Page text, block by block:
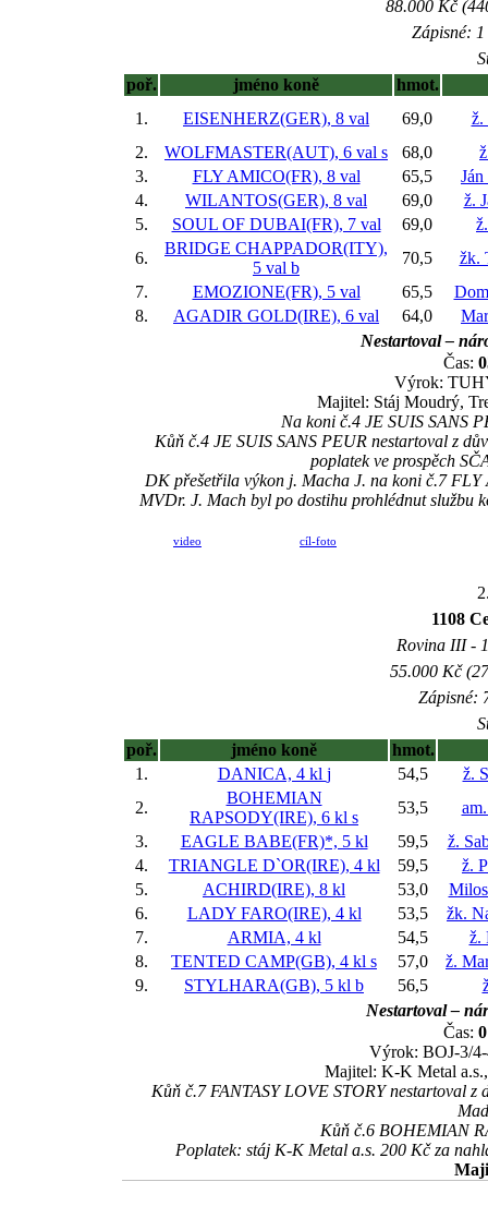
88.000 Kč
Zápisné:
poř.
jméno koně
hmot.
1.
EISENHERZ(GER), 8 val 69,0
ž.
2.
WOLFMASTER(AUT), 6 val s 68,0
3.
FLY AMICO(FR), 8 val 65,5
4.
WILANTOS(GER), 8 val 69,0
ž.
5.
SOUL OF DUBAI(FR), 7 val 69,0
6.
BRIDGE CHAPPADOR(ITY),
5 val b
70,5
žk.
7.
EMOZIONE(FR), 5 val 65,5
8.
AGADIR GOLD(IRE), 6 val 64,0
Nestartoval –
Čas:
Výrok:
Majitel: Stáj Moudrý,
Na koni č.4 JE SUIS SANS
Kůň č.4 JE SUIS SANS PEUR nestartoval z
poplatek ve prospěch
DK přešetřila výkon j. Macha J. na koni č.7
MVDr. J. Mach byl po dostihu prohlédnut službu
video cíl-foto
1108
Rovina III -
55.000 Kč
Zápisné:
poř.
jméno koně
hmot.
1.
DANICA, 4 kl j 54,5
ž.
2.
BOHEMIAN
RAPSODY(IRE), 6 kl s
53,5
3.
EAGLE BABE(FR)*, 5 kl 59,5
ž.
4.
TRIANGLE D`OR(IRE), 4 kl 59,5
ž.
5.
ACHIRD(IRE), 8 kl 53,0
6.
LADY FARO(IRE), 4 kl 53,5
žk.
7.
ARMIA, 4 kl 54,5
ž.
8.
TENTED CAMP(GB), 4 kl s 57,0
ž.
9.
STYLHARA(GB), 5 kl b 56,5
Nestartoval –
Čas:
Výrok: BOJ-3/
Majitel: K-K Metal
Kůň č.7 FANTASY LOVE STORY nestartoval
Kůň č.6 BOHEMIAN
Poplatek: stáj K-K Metal a.s. 200 Kč za